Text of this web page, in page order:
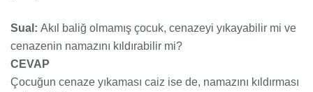
Sual: Akıl baliğ olmamış çocuk, cenazeyi yıkayabilir mi ve
cenazenin namazını kıldırabilir mi?
CEVAP
Çocuğun cenaze yıkaması caiz ise de, namazını kıldırması